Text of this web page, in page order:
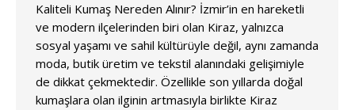
Kaliteli Kumaş Nereden Alınır? İzmir’in en hareketli
ve modern ilçelerinden biri olan Kiraz, yalnızca
sosyal yaşamı ve sahil kültürüyle değil, aynı zamanda
moda, butik üretim ve tekstil alanındaki gelişimiyle
de dikkat çekmektedir. Özellikle son yıllarda doğal
kumaşlara olan ilginin artmasıyla birlikte Kiraz